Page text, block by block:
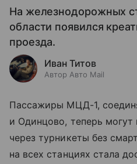
На железнодорожных
области появился
проезда.
Иван Титов
Автор Авто Mail
Пассажиры МЦД-1,
и Одинцово, теперь могут
через турникеты без
на всех станциях стала